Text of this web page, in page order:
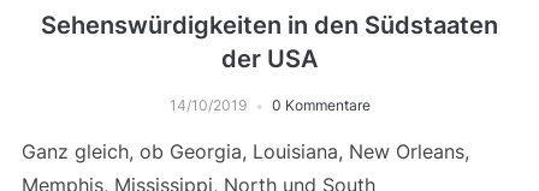
Sehenswürdigkeiten in den Südstaaten
der USA
14/10/2019 0 Kommentare
Ganz gleich, ob Georgia, Louisiana, New Orleans,
Memphis, Mississippi, North und South